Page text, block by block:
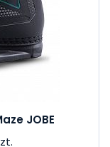
JOBE